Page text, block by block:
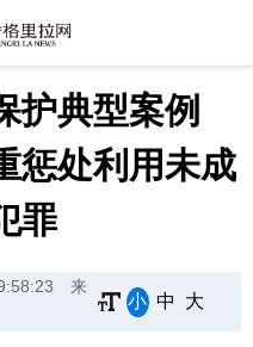
护典型案例
惩处利用未成
罪
来
小 中 大